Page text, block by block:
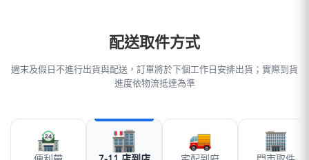
配送取件方式
週末及假日不進行出貨與配送，訂單將於下個工作日安排出貨；實際到貨
進度依物流抵達為準